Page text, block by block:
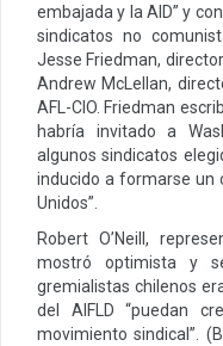
embajada y la AID” y
sindicatos no
Jesse Friedman,
Andrew McLellan,
AFL-CIO. Friedman
habría invitado a
algunos sindicatos
inducido a formarse un
Unidos”.
Robert O’Neill,
mostró optimista y
gremialistas chilenos
del AIFLD “puedan
movimiento sindical”.